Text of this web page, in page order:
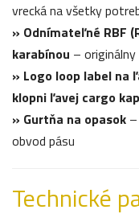
vrecká na všetky
» Odnímateľné RBF
karabínou –
» Logo loop label na
klopni ľavej cargo
» Gurtňa na opasok
obvod pásu
Technické